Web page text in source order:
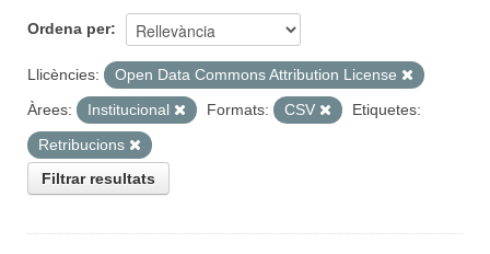
Ordena per
Llicències:
Open Data Commons Attribution License
Àrees:
Institucional Formats: CSV
Etiquetes:
Retribucions
Filtrar resultats